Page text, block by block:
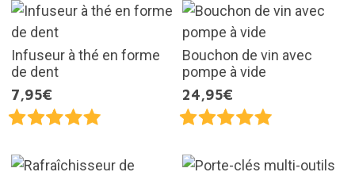
Infuseur à thé en forme
de dent
7,95€
Bouchon de vin avec
pompe à vide
24,95€